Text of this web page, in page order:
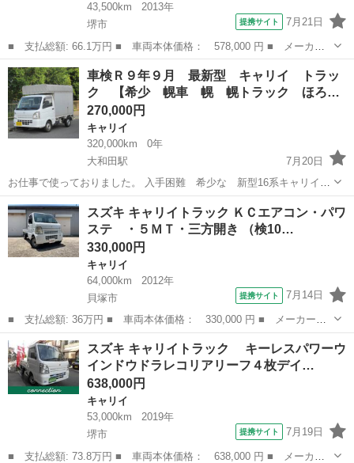
43,500km
2013年
堺市
提携サイト 7月21日
■ 支払総額: 66.1万円 ■ 車両本体価格： 578,000 円 ■ メーカー
名： スズキ ■ 車種名： キャリイトラック ■ グレード名： Ｋ
Ｃエアコン・パワステ パートタイム４ＷＤ／エアコン／パワステ／
ヘッドライト...
大阪 堺市 キャリイ
車検Ｒ９年９月 最新型 キャリイ トラッ
ク 【希少 幌車 幌 幌トラック ほろ…
270,000円
キャリイ
320,000km
0年
大和田駅
7月20日
お仕事で使っておりました。 入手困難 希少な 新型16系キャリイ
の 幌車 です。 お仕事に便利です、大量の荷物が積めます。 軽貨
物 軽配達 運搬 引っ越し などのお仕事に便利です。 ...
大阪 門真市 大和田駅 キャリイ
スズキ キャリイトラック ＫＣエアコン・パワ
ステ ・５ＭＴ・三方開き （検10…
330,000円
キャリイ
64,000km
2012年
貝塚市
提携サイト 7月14日
■ 支払総額: 36万円 ■ 車両本体価格： 330,000 円 ■ メーカー
名： スズキ ■ 車種名： キャリイトラック ■ グレード名： Ｋ
Ｃエアコン・パワステ ・５ＭＴ・三方開き ■ 排気量： 660cc ■
ドア枚...
大阪 貝塚市 キャリイ
スズキ キャリイトラック キーレスパワーウ
インドウドラレコリアリーフ４枚デイ…
638,000円
キャリイ
53,000km
2019年
堺市
提携サイト 7月19日
■ 支払総額: 73.8万円 ■ 車両本体価格： 638,000 円 ■ メーカー